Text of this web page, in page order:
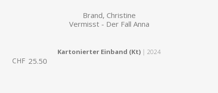
Brand, Christine
Vermisst - Der Fall Anna
Kartonierter Einband (Kt) | 2024
CHF 25.50